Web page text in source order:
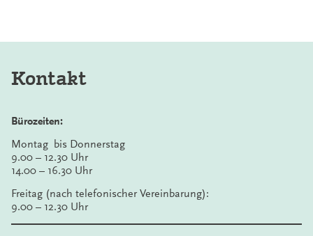
Kontakt
Bürozeiten:
Montag bis Donnerstag
9.00 – 12.30 Uhr
14.00 – 16.30 Uhr
Freitag (nach telefonischer Vereinbarung):
9.00 – 12.30 Uhr